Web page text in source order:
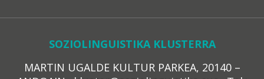
SOZIOLINGUISTIKA KLUSTERRA
MARTIN UGALDE KULTUR PARKEA, 20140 –